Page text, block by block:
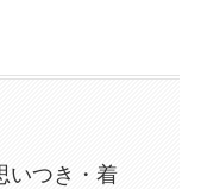
いつき・着